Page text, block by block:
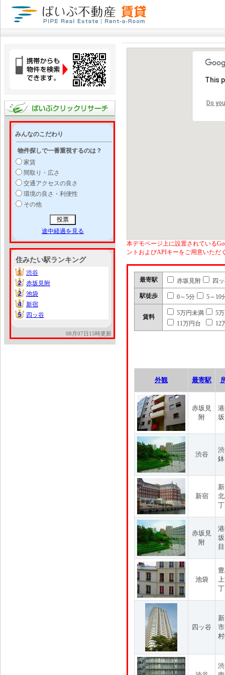
みんなのこだわり
物件探しで一番重視するのは？
家賃
間取り・広さ
交通アクセスの良さ
環境の良さ・利便性
その他
途中経過を見る
住みたい駅ランキング
1
1
渋谷
2
2
赤坂見附
2
2
池袋
4
4
新宿
5
5 四ッ谷
08月07日15時更新
This
Do
本デモページ上に設置されている
ントおよびAPIキーをご用意いただ
最寄駅 赤坂見附 四
駅徒歩 0～5分 5～10
賃料
5万円未満
5
11万円台
12
外観 最寄駅
赤坂見
附
渋谷
新宿
赤坂見
附
目
池袋
四ッ谷